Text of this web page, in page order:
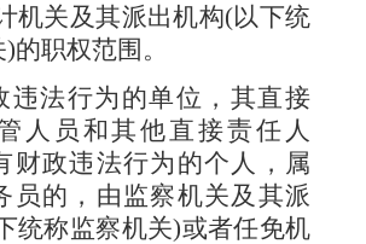
机关及其派出机构(以下统
)的职权范围。
违法行为的单位，其直接
人员和其他直接责任人
财政违法行为的个人，属
员的，由监察机关及其派
统称监察机关)或者任免机